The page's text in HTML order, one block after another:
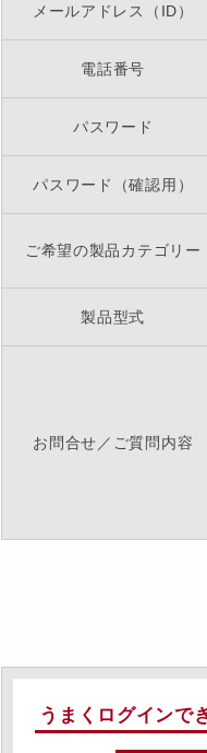
メールアドレス（ID）
電話番号
パスワード
パスワード（確認用）
ご希望の製品カテゴリー
製品型式
お問合せ／ご質問内容
うまくログインで